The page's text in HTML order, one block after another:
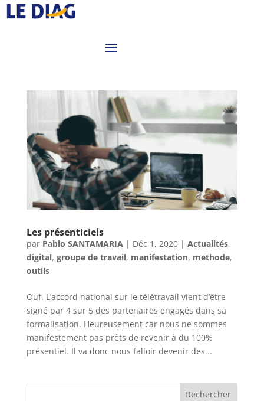
Les présenticiels
par Pablo SANTAMARIA | Déc 1, 2020| Actualités,
digital, groupe de travail, manifestation, methode,
outils
Ouf. L’accord national sur le télétravail vient d’être
signé par 4 sur 5 des partenaires engagés dans sa
formalisation. Heureusement car nous ne sommes
manifestement pas prêts de revenir à du 100%
présentiel. Il va donc nous falloir devenir des...
Rechercher